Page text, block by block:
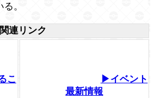
。
関連リンク
こ
▶イベント
最新情報